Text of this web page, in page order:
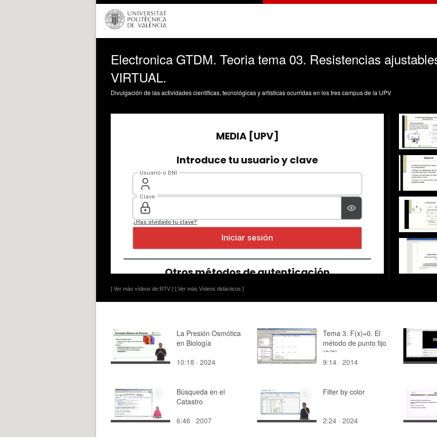
Electronica GTDM. Teoria tema 03. Resistencias
VIRTUAL.
Divulgación de las actividades científicas, tecnológicas y artísticas ocurridas en los tres campus de la UPV
[ Ver más vídeos de RTV ] [ Ver más Vídeos didácticos ]
La Presión Osmótica
en Biología
10:18 · 2024
Tema 3. F(x)=0. El
método de punto fijo
(3/3).
9:14 · 2014
Búsqueda en el
Catastro
6:46 · 2007
Filter by color
2:24 · 2024